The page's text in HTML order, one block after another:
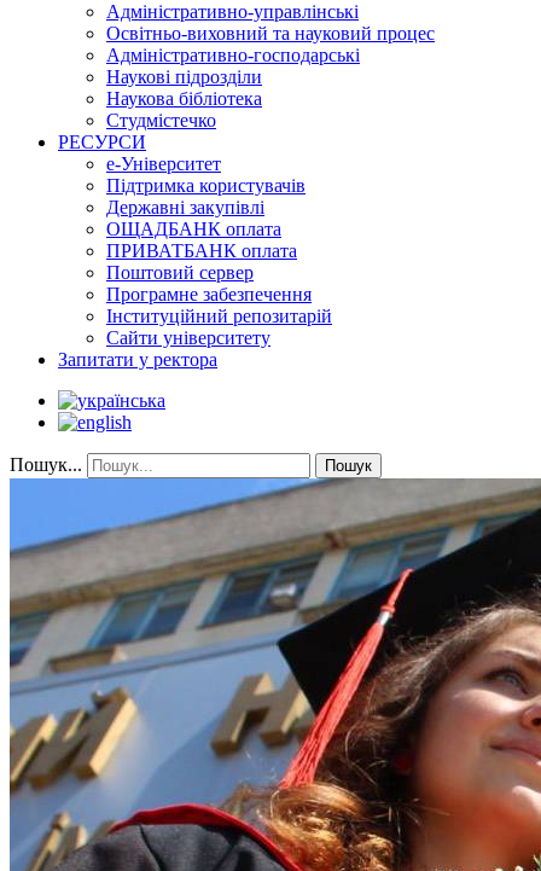
Адміністративно-управлінські
Освітньо-виховний та науковий процес
Адміністративно-господарські
Наукові підрозділи
Наукова бібліотека
Студмістечко
РЕСУРСИ
е-Університет
Підтримка користувачів
Державні закупівлі
ОЩАДБАНК оплата
ПРИВАТБАНК оплата
Поштовий сервер
Програмне забезпечення
Інституційний репозитарій
Сайти університету
Запитати у ректора
Пошук... Пошук